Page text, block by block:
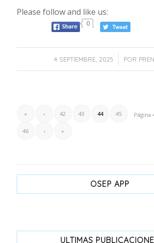
Please follow and like us:
0
4 SEPTIEMBRE, 2025
/ POR
Página
« ‹ 42 43 44 45
46 › »
OSEP APP
ULTIMAS